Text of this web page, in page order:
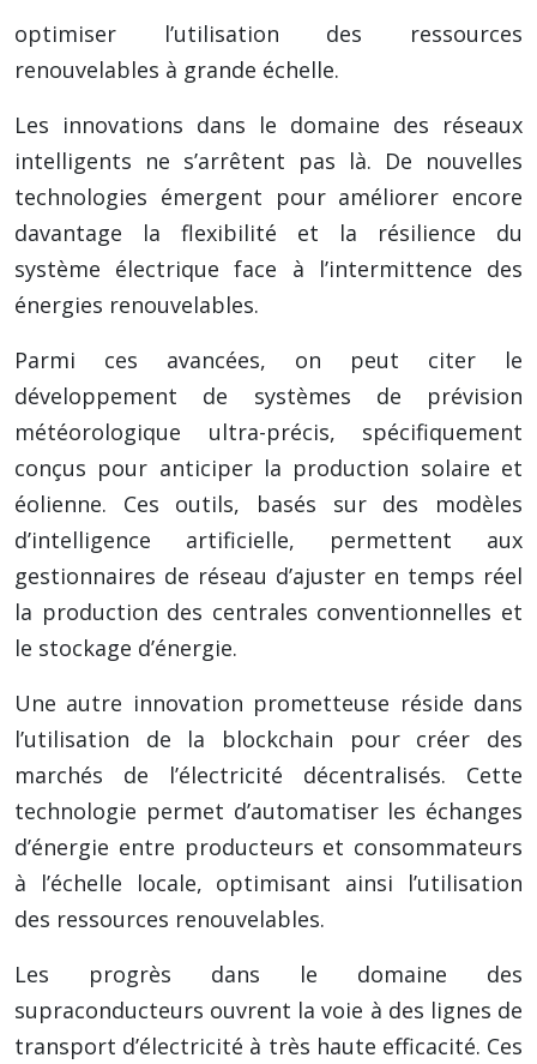
optimiser l’utilisation des ressources
renouvelables à grande échelle.
Les innovations dans le domaine des réseaux
intelligents ne s’arrêtent pas là. De nouvelles
technologies émergent pour améliorer encore
davantage la flexibilité et la résilience du
système électrique face à l’intermittence des
énergies renouvelables.
Parmi ces avancées, on peut citer le
développement de systèmes de prévision
météorologique ultra-précis, spécifiquement
conçus pour anticiper la production solaire et
éolienne. Ces outils, basés sur des modèles
d’intelligence artificielle, permettent aux
gestionnaires de réseau d’ajuster en temps réel
la production des centrales conventionnelles et
le stockage d’énergie.
Une autre innovation prometteuse réside dans
l’utilisation de la blockchain pour créer des
marchés de l’électricité décentralisés. Cette
technologie permet d’automatiser les échanges
d’énergie entre producteurs et consommateurs
à l’échelle locale, optimisant ainsi l’utilisation
des ressources renouvelables.
Les progrès dans le domaine des
supraconducteurs ouvrent la voie à des lignes de
transport d’électricité à très haute efficacité. Ces